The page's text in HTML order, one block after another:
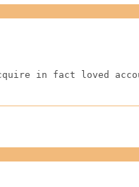
in fact loved